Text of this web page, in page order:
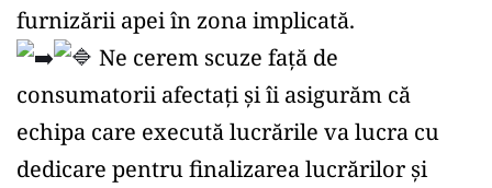
furnizării apei în zona implicată.
Ne cerem scuze față de
consumatorii afectați şi îi asigurăm că
echipa care execută lucrările va lucra cu
dedicare pentru finalizarea lucrărilor şi